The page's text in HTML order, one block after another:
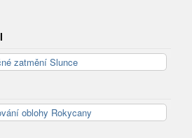
zatmění Slunce
oblohy Rokycany